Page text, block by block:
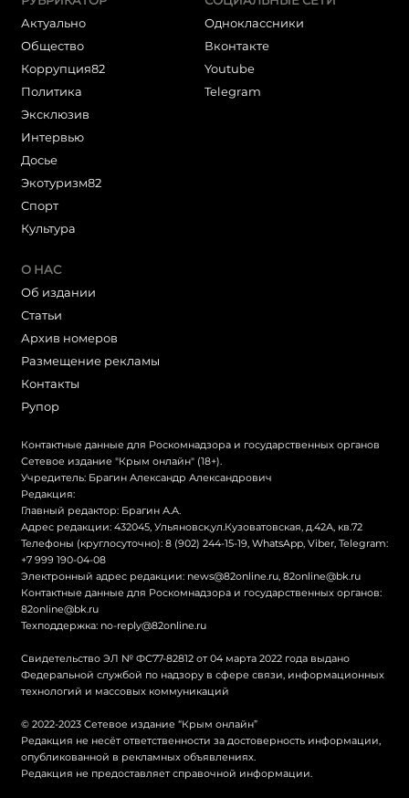
Актуально
Общество
Коррупция82
Политика
Эксклюзив
Интервью
Досье
Экотуризм82
Cпорт
Культура
Одноклассники
Вконтакте
Youtube
Telegram
О НАС
Об издании
Статьи
Архив номеров
Размещение рекламы
Контакты
Рупор
Контактные данные для Роскомнадзора и государственных органов
Сетевое издание "Крым онлайн" (18+).
Учредитель: Брагин Александр Александрович
Редакция:
Главный редактор: Брагин А.А.
Адрес редакции: 432045, Ульяновск,ул.Кузоватовская, д.42А, кв.72
Телефоны (круглосуточно): 8 (902) 244-15-19, WhatsApp, Viber, Telegram:
+7 999 190-04-08
Электронный адрес редакции: news@82online.ru, 82online@bk.ru
Контактные данные для Роскомнадзора и государственных органов:
82online@bk.ru
Техподдержка: no-reply@82online.ru
Свидетельство ЭЛ № ФС77-82812 от 04 марта 2022 года выдано
Федеральной службой по надзору в сфере связи, информационных
технологий и массовых коммуникаций
© 2022-2023 Сетевое издание “Крым онлайн”
Редакция не несёт ответственности за достоверность информации,
опубликованной в рекламных объявлениях.
Редакция не предоставляет справочной информации.